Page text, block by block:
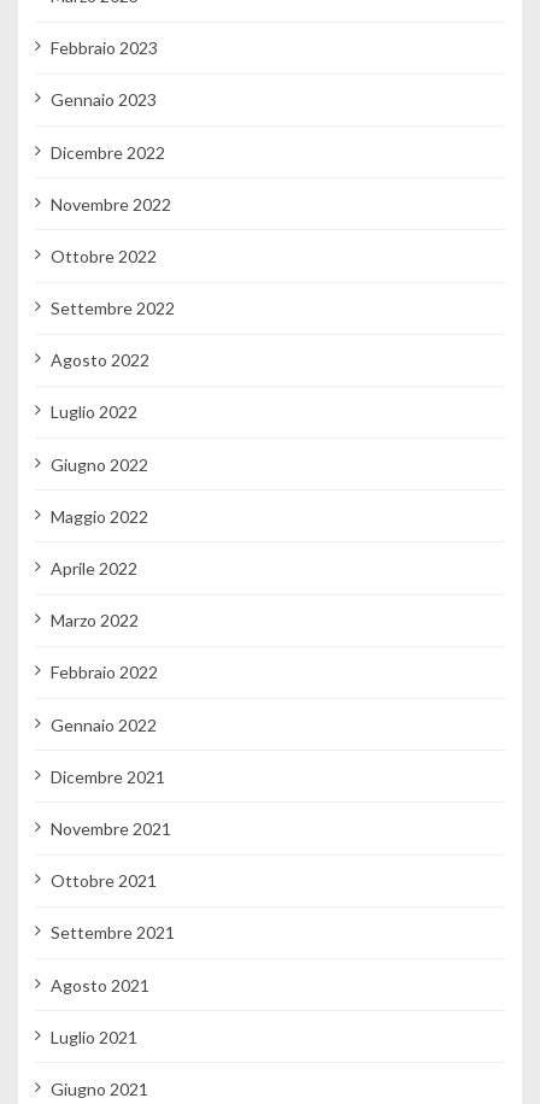
Febbraio 2023
Gennaio 2023
Dicembre 2022
Novembre 2022
Ottobre 2022
Settembre 2022
Agosto 2022
Luglio 2022
Giugno 2022
Maggio 2022
Aprile 2022
Marzo 2022
Febbraio 2022
Gennaio 2022
Dicembre 2021
Novembre 2021
Ottobre 2021
Settembre 2021
Agosto 2021
Luglio 2021
Giugno 2021